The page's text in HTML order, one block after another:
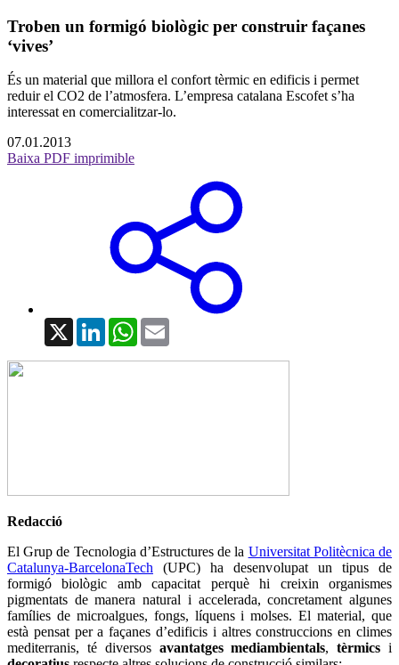
Troben un formigó biològic per construir façanes
‘vives’
És un material que millora el confort tèrmic en edificis i permet
reduir el CO2 de l’atmosfera. L’empresa catalana Escofet s’ha
interessat en comercialitzar-lo.
07.01.2013
Baixa PDF imprimible
X LinkedInWhatsApp
Redacció
El Grup de Tecnologia d’Estructures de la Universitat Politècnica de
Catalunya-BarcelonaTech (UPC) ha desenvolupat un tipus de
formigó biològic amb capacitat perquè hi creixin organismes
pigmentats de manera natural i accelerada, concretament algunes
famílies de microalgues, fongs, líquens i molses. El material, que
està pensat per a façanes d’edificis i altres construccions en climes
mediterranis, té diversos avantatges mediambientals,tèrmics i